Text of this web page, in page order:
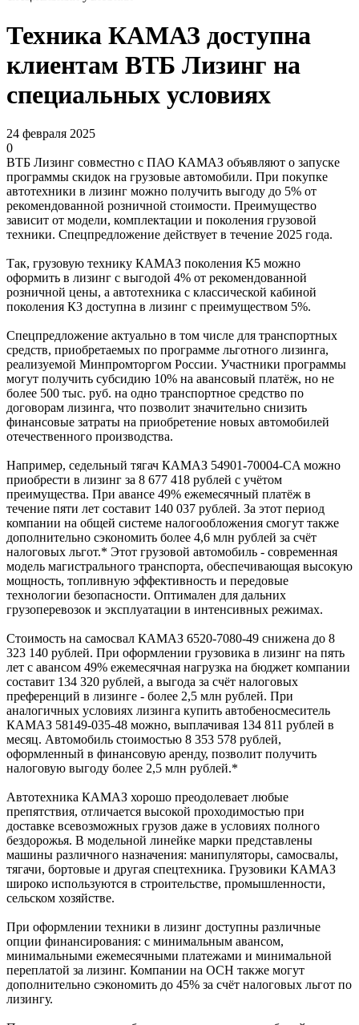
Техника КАМАЗ доступна
клиентам ВТБ Лизинг на
специальных условиях
24 февраля 2025
0
ВТБ Лизинг совместно с ПАО КАМАЗ объявляют о запуске
программы скидок на грузовые автомобили. При покупке
автотехники в лизинг можно получить выгоду до 5% от
рекомендованной розничной стоимости. Преимущество
зависит от модели, комплектации и поколения грузовой
техники. Спецпредложение действует в течение 2025 года.
Так, грузовую технику КАМАЗ поколения К5 можно
оформить в лизинг с выгодой 4% от рекомендованной
розничной цены, а автотехника с классической кабиной
поколения К3 доступна в лизинг с преимуществом 5%.
Спецпредложение актуально в том числе для транспортных
средств, приобретаемых по программе льготного лизинга,
реализуемой Минпромторгом России. Участники программы
могут получить субсидию 10% на авансовый платёж, но не
более 500 тыс. руб. на одно транспортное средство по
договорам лизинга, что позволит значительно снизить
финансовые затраты на приобретение новых автомобилей
отечественного производства.
Например, седельный тягач КАМАЗ 54901-70004-CA можно
приобрести в лизинг за 8 677 418 рублей с учётом
преимущества. При авансе 49% ежемесячный платёж в
течение пяти лет составит 140 037 рублей. За этот период
компании на общей системе налогообложения смогут также
дополнительно сэкономить более 4,6 млн рублей за счёт
налоговых льгот.* Этот грузовой автомобиль - современная
модель магистрального транспорта, обеспечивающая высокую
мощность, топливную эффективность и передовые
технологии безопасности. Оптимален для дальних
грузоперевозок и эксплуатации в интенсивных режимах.
Стоимость на самосвал КАМАЗ 6520-7080-49 снижена до 8
323 140 рублей. При оформлении грузовика в лизинг на пять
лет с авансом 49% ежемесячная нагрузка на бюджет компании
составит 134 320 рублей, а выгода за счёт налоговых
преференций в лизинге - более 2,5 млн рублей. При
аналогичных условиях лизинга купить автобеносмеситель
КАМАЗ 58149-035-48 можно, выплачивая 134 811 рублей в
месяц. Автомобиль стоимостью 8 353 578 рублей,
оформленный в финансовую аренду, позволит получить
налоговую выгоду более 2,5 млн рублей.*
Автотехника КАМАЗ хорошо преодолевает любые
препятствия, отличается высокой проходимостью при
доставке всевозможных грузов даже в условиях полного
бездорожья. В модельной линейке марки представлены
машины различного назначения: манипуляторы, самосвалы,
тягачи, бортовые и другая спецтехника. Грузовики КАМАЗ
широко используются в строительстве, промышленности,
сельском хозяйстве.
При оформлении техники в лизинг доступны различные
опции финансирования: с минимальным авансом,
минимальными ежемесячными платежами и минимальной
переплатой за лизинг. Компании на ОСН также могут
дополнительно сэкономить до 45% за счёт налоговых льгот по
лизингу.